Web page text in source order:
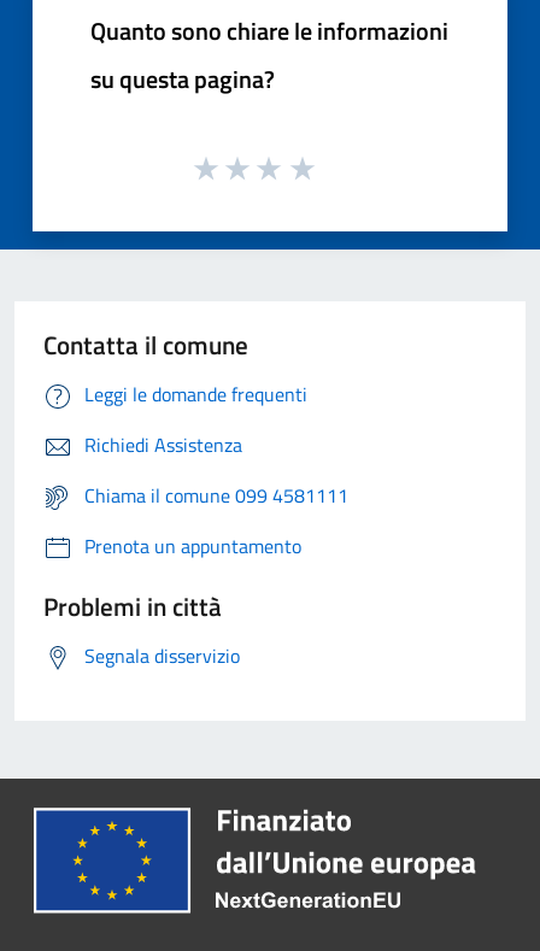
Quanto sono chiare le informazioni
su questa pagina?
Contatta il comune
Leggi le domande frequenti
Richiedi Assistenza
Chiama il comune 099 4581111
Prenota un appuntamento
Problemi in città
Segnala disservizio